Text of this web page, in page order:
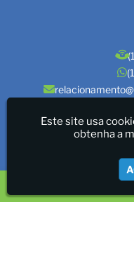
Sigma Gestão
DE RESÍDUOS/LAUDOS
Este site usa
obtenha a